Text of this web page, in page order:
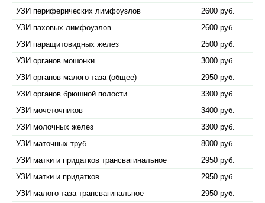
УЗИ периферических лимфоузлов
2600 руб.
УЗИ паховых лимфоузлов
2600 руб.
УЗИ паращитовидных желез
2500 руб.
УЗИ органов мошонки
3000 руб.
УЗИ органов малого таза (общее)
2950 руб.
УЗИ органов брюшной полости
3300 руб.
УЗИ мочеточников
3400 руб.
УЗИ молочных желез
3300 руб.
УЗИ маточных труб
8000 руб.
УЗИ матки и придатков трансвагинальное
2950 руб.
УЗИ матки и придатков
2950 руб.
УЗИ малого таза трансвагинальное
2950 руб.